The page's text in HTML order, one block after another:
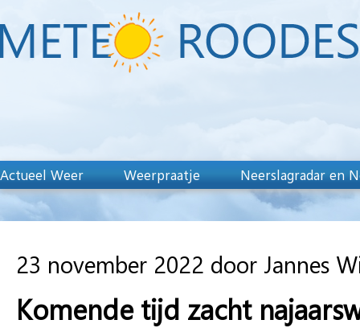
Actueel Weer Weerpraatje Neerslagradar en
23 november 2022 door Jannes
Komende tijd zacht